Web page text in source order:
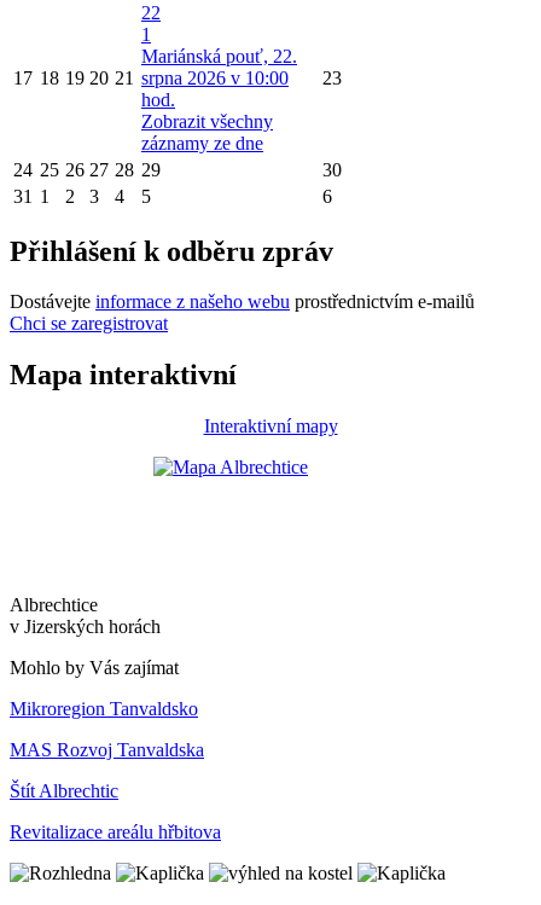
17 18 19 20 21
22
1
Mariánská pouť, 22.
srpna 2026 v 10:00
hod.
Zobrazit všechny
záznamy ze dne
23
24 25 26 27 28 29
30
31 1 2 3 4 5 6
Přihlášení k odběru zpráv
Dostávejte informace z našeho webu prostřednictvím e-mailů
Chci se zaregistrovat
Mapa interaktivní
Interaktivní mapy
Albrechtice
v Jizerských horách
Mohlo by Vás zajímat
Mikroregion Tanvaldsko
MAS Rozvoj Tanvaldska
Štít Albrechtic
Revitalizace areálu hřbitova